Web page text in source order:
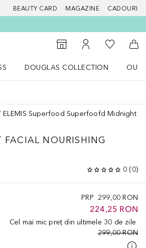
BEAUTY CARD MAGAZINE CADOURI
Către Găsire magazin
Către Contul meu
Către
DOUGLAS COLLECTION
ELEMIS Superfood Superfoofd Midnight
NOURISHING
0 (0)
PRP 299,00 RON
224,25 RON
Cel mai mic preț din ultimele 30 de zile
299,00 RON